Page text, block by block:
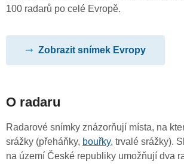
100 radarů po celé Evropě.
Zobrazit snímek Evropy
O radaru
Radarové snímky znázorňují místa, na
srážky (přeháňky, bouřky, trvalé srážky).
na území České republiky umožňují dva